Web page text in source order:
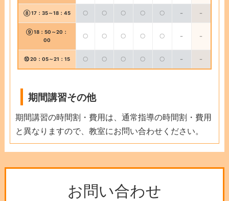
⑧ 17：35～18：45 〇 〇 〇 〇 〇 － －
⑨ 18：50～20：
00
〇 〇 〇 〇 〇 － －
⑩ 20：05～21：15 〇 〇 〇 〇 〇 － －
期間講習その他
期間講習の時間割・費用は、通常指導の時間割・費用
と異なりますので、教室にお問い合わせください。
お問い合わせ